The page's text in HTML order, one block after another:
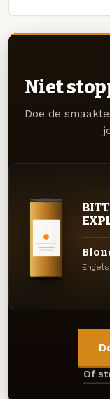
Niet
Doe de
Of